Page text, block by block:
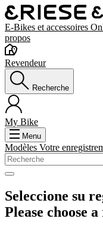
E-Bikes et accessoires
propos
Revendeur
Recherche
My Bike
Menu
Modèles Votre
Seleccione su
Please choose